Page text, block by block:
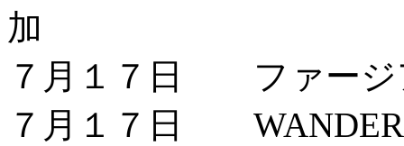
加
７月１７日 ファージ
７月１７日